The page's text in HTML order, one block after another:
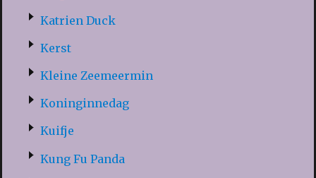
Katrien Duck
Kerst
Kleine Zeemeermin
Koninginnedag
Kuifje
Kung Fu Panda